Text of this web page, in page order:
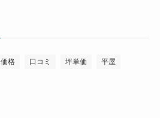
価格 口コミ 坪単価 平屋